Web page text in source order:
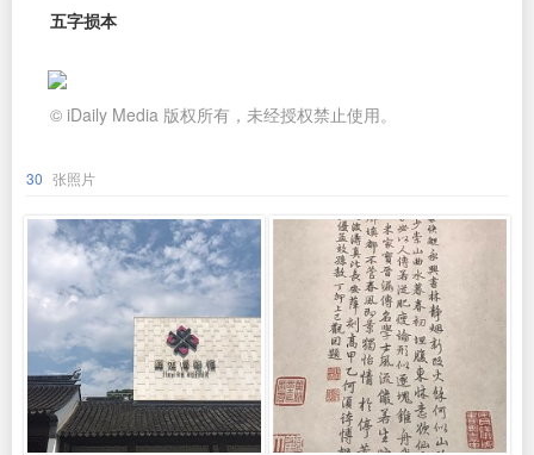
五字损本
© iDaily Media 版权所有，未经授权禁止使用。
30 张照片